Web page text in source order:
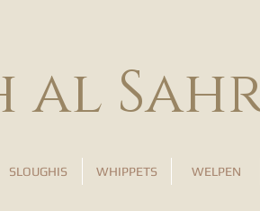
al
SLOUGHIS WHIPPETS WELPEN